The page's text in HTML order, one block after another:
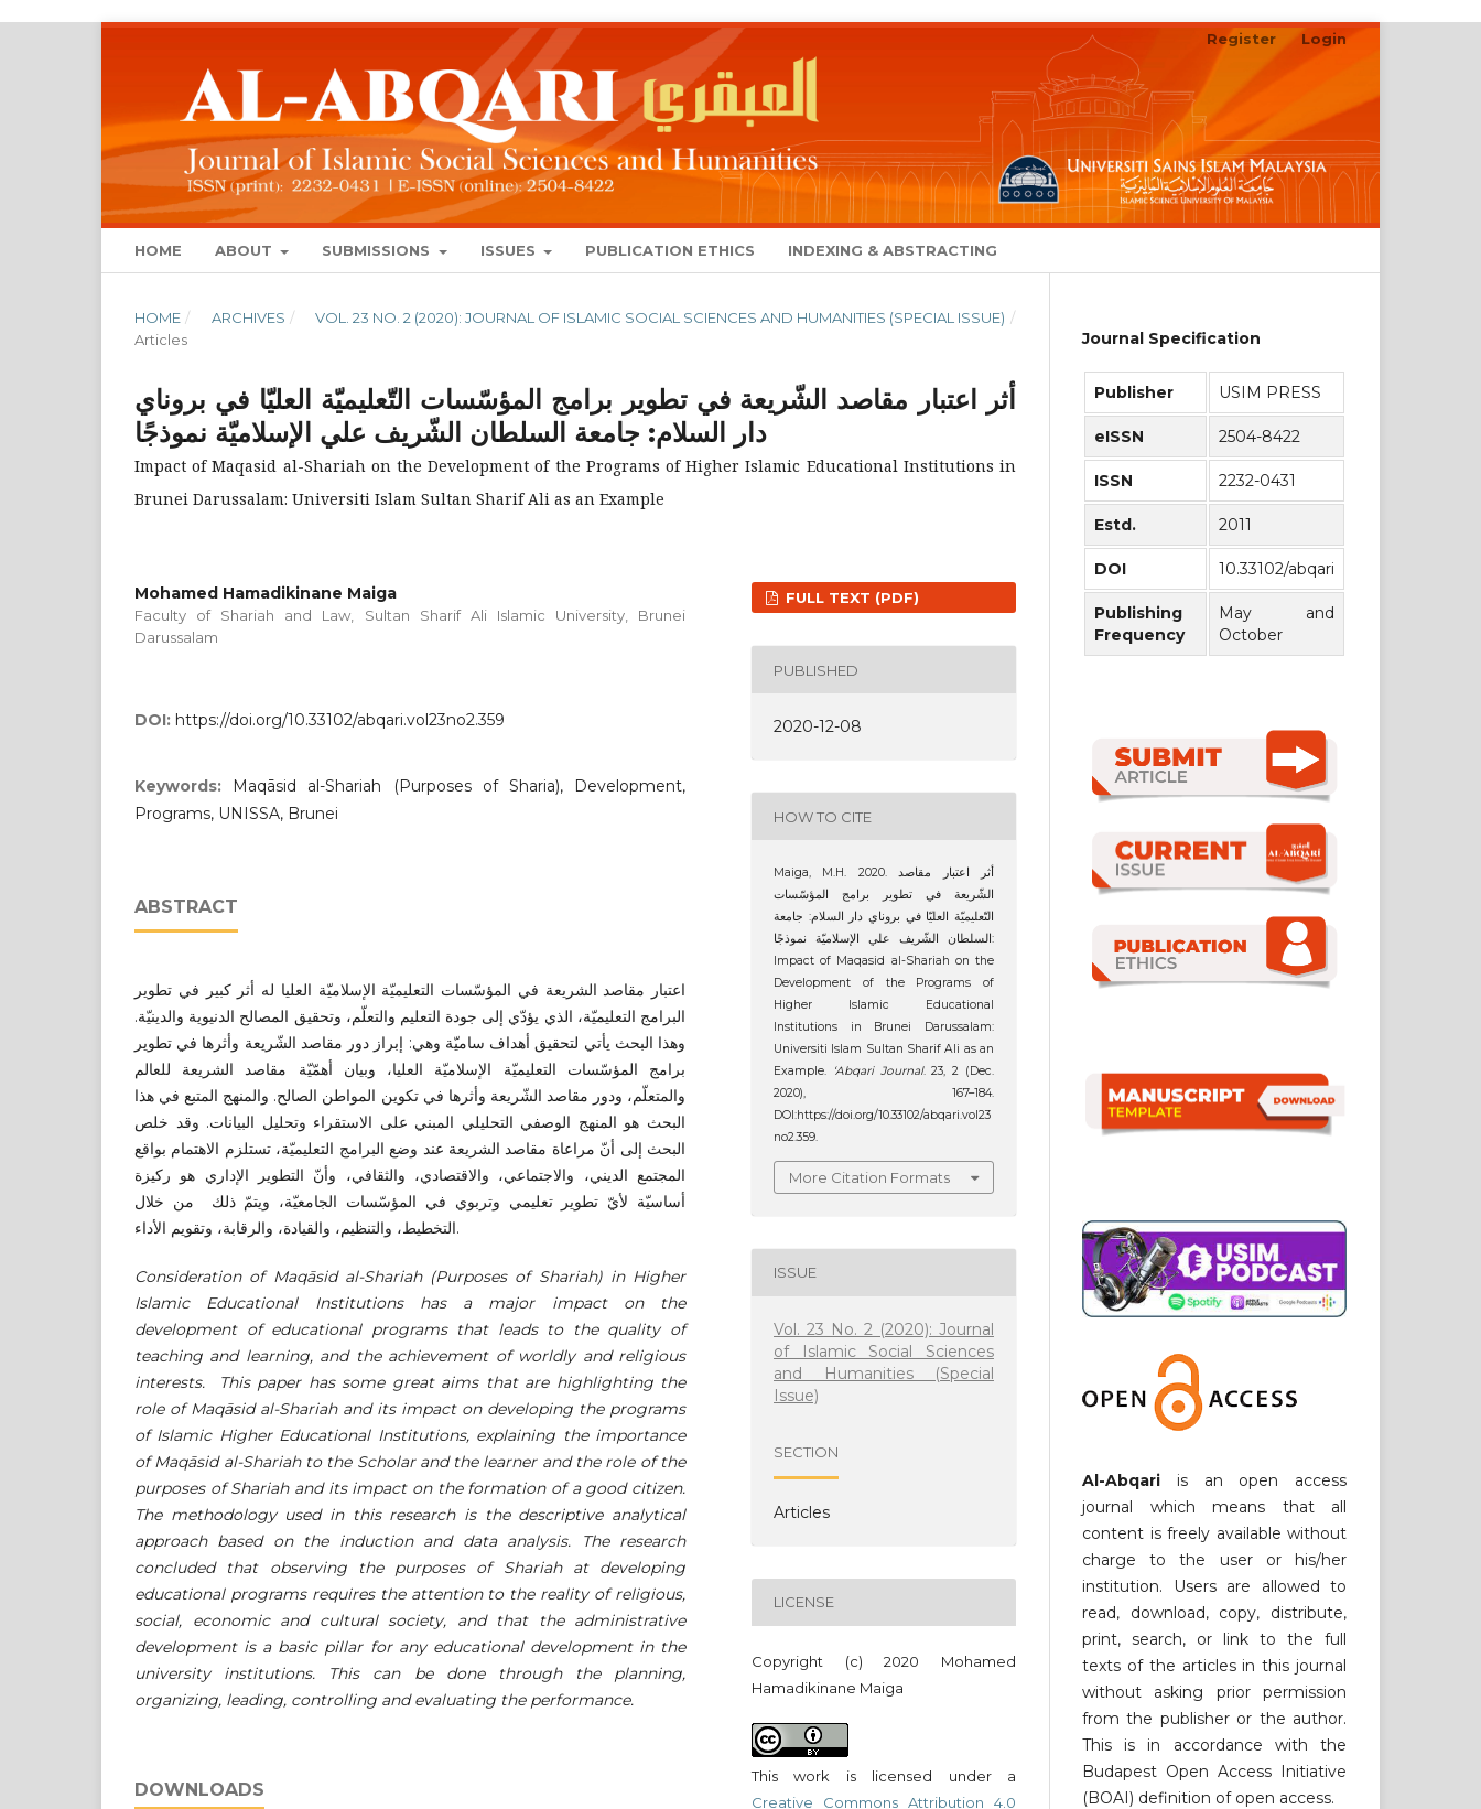
HOME ABOUT SUBMISSIONS ISSUES PUBLICATION ETHICS INDEXING & ABSTRACTING
Register Login
HOME / ARCHIVES / VOL. 23 NO. 2 (2020): JOURNAL OF ISLAMIC SOCIAL SCIENCES AND HUMANITIES (SPECIAL ISSUE) /
Articles
أثر اعتبار مقاصد الشّريعة في تطوير برامج المؤسّسات التّعليميّة العليّا في بروناي
دار السلام: جامعة السلطان الشّريف علي الإسلاميّة نموذجًا
Impact of Maqasid al-Shariah on the Development of the Programs of Higher Islamic Educational Institutions in
Brunei Darussalam: Universiti Islam Sultan Sharif Ali as an Example
Mohamed Hamadikinane Maiga
Faculty of Shariah and Law, Sultan Sharif Ali Islamic University, Brunei
Darussalam
DOI: https://doi.org/10.33102/abqari.vol23no2.359
Keywords:
Maqāsid al-Shariah (Purposes of Sharia), Development,
Programs, UNISSA, Brunei
ABSTRACT
اعتبار مقاصد الشريعة في المؤسّسات التعليميّة الإسلاميّة العليا له أثر كبير في تطوير
البرامج التعليميّة، الذي يؤدّي إلى جودة التعليم والتعلّم، وتحقيق المصالح الدنيوية والدينيّة.
وهذا البحث يأتي لتحقيق أهداف ساميّة وهي: إبراز دور مقاصد الشّريعة وأثرها في تطوير
برامج المؤسّسات التعليميّة الإسلاميّة العليا، وبيان أهمّيّة مقاصد الشريعة للعالم
والمتعلّم، ودور مقاصد الشّريعة وأثرها في تكوين المواطن الصالح. والمنهج المتبع في هذا
البحث هو المنهج الوصفي التحليلي المبني على الاستقراء وتحليل البيانات. وقد خلص
البحث إلى أنّ مراعاة مقاصد الشريعة عند وضع البرامج التعليميّة، تستلزم الاهتمام بواقع
المجتمع الديني، والاجتماعي، والاقتصادي، والثقافي، وأنّ التطوير الإداري هو ركيزة
أساسيّة لأيّ تطوير تعليمي وتربوي في المؤسّسات الجامعيّة، ويتمّ ذلك من خلال
التخطيط، والتنظيم، والقيادة، والرقابة، وتقويم الأداء.
Consideration of Maqāsid al-Shariah (Purposes of Shariah) in Higher
Islamic Educational Institutions has a major impact on the
development of educational programs that leads to the quality of
teaching and learning, and the achievement of worldly and religious
interests. This paper has some great aims that are highlighting the
role of Maqāsid al-Shariah and its impact on developing the programs
of Islamic Higher Educational Institutions, explaining the importance
of Maqāsid al-Shariah to the Scholar and the learner and the role of the
purposes of Shariah and its impact on the formation of a good citizen.
The methodology used in this research is the descriptive analytical
approach based on the induction and data analysis. The research
concluded that observing the purposes of Shariah at developing
educational programs requires the attention to the reality of religious,
social, economic and cultural society, and that the administrative
development is a basic pillar for any educational development in the
university institutions. This can be done through the planning,
organizing, leading, controlling and evaluating the performance.
DOWNLOADS
FULL TEXT (PDF)
PUBLISHED
2020-12-08
HOW TO CITE
Maiga, M.H. 2020. أثر اعتبار مقاصد
الشّريعة في تطوير برامج المؤسّسات
التّعليميّة العليّا في بروناي دار السلام: جامعة
السلطان الشّريف علي الإسلاميّة نموذجًا:
Impact of Maqasid al-Shariah on the
Development of the Programs of
Higher Islamic Educational
Institutions in Brunei Darussalam:
Universiti Islam Sultan Sharif Ali as an
Example.
‘Abqari Journal. 23, 2 (Dec.
2020), 167–184.
DOI:https://doi.org/10.33102/abqari.vol23
no2.359.
More Citation Formats
ISSUE
Vol. 23 No. 2 (2020): Journal
of Islamic Social Sciences
and Humanities (Special
Issue)
SECTION
Articles
LICENSE
Copyright (c) 2020 Mohamed
Hamadikinane Maiga
This work is licensed under a
Creative Commons Attribution 4.0
Journal Specification
Publisher USIM PRESS
eISSN 2504-8422
ISSN 2232-0431
Estd. 2011
DOI 10.33102/abqari
Publishing
Frequency
May and
October
Al-Abqari is an open access
journal which means that all
content is freely available without
charge to the user or his/her
institution. Users are allowed to
read, download, copy, distribute,
print, search, or link to the full
texts of the articles in this journal
without asking prior permission
from the publisher or the author.
This is in accordance with the
Budapest Open Access Initiative
(BOAI) definition of open access.